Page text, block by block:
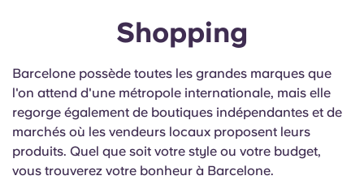
Shopping
Barcelone possède toutes les grandes marques que
l'on attend d'une métropole internationale, mais elle
regorge également de boutiques indépendantes et de
marchés où les vendeurs locaux proposent leurs
produits. Quel que soit votre style ou votre budget,
vous trouverez votre bonheur à Barcelone.